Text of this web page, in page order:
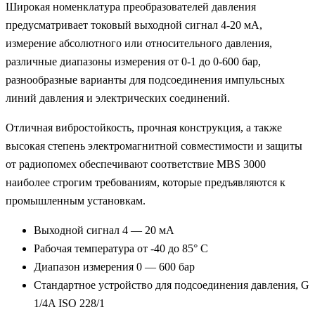
Широкая номенклатура преобразователей давления
предусматривает токовый выходной сигнал 4-20 мА,
измерение абсолютного или относительного давления,
различные диапазоны измерения от 0-1 до 0-600 бар,
разнообразные варианты для подсоединения импульсных
линий давления и электрических соединений.
Отличная вибростойкость, прочная конструкция, а также
высокая степень электромагнитной совместимости и защиты
от радиопомех обеспечивают соответствие MBS 3000
наиболее строгим требованиям, которые предъявляются к
промышленным установкам.
Выходной сигнал 4 — 20 мА
Рабочая температура от -40 до 85° C
Диапазон измерения 0 — 600 бар
Стандартное устройство для подсоединения давления, G
1/4A ISO 228/1